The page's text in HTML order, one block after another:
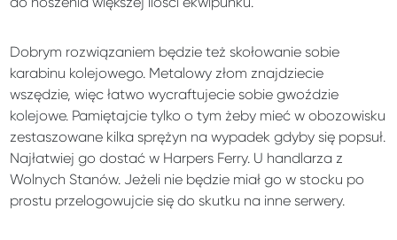
Dobrym rozwiązaniem będzie też skołowanie sobie
karabinu kolejowego. Metalowy złom znajdziecie
wszędzie, więc łatwo wycraftujecie sobie gwoździe
kolejowe. Pamiętajcie tylko o tym żeby mieć w obozowisku
zestaszowane kilka sprężyn na wypadek gdyby się popsuł.
Najłatwiej go dostać w Harpers Ferry. U handlarza z
Wolnych Stanów. Jeżeli nie będzie miał go w stocku po
prostu przelogowujcie się do skutku na inne serwery.